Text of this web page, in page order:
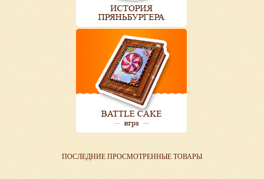
ПОСЛЕДНИЕ ПРОСМОТРЕННЫЕ ТОВАРЫ